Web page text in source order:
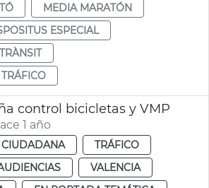
MEDIA MARATÓN
ESPECIAL
control bicicletas y VMP
1 año
TRÁFICO
VALENCIA